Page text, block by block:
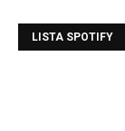
LISTA SPOTIFY